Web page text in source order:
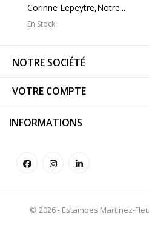
Corinne Lepeytre,Notre...
En Stock
NOTRE SOCIÉTÉ
VOTRE COMPTE
INFORMATIONS
© 2026 - Estampes Martinez-